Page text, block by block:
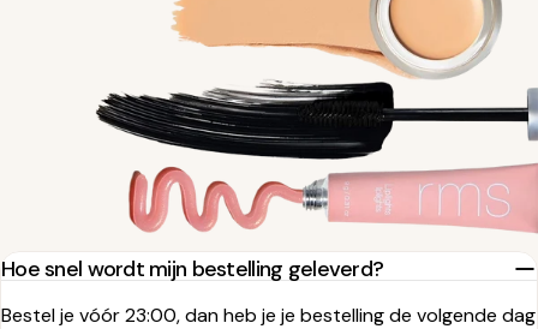
Hoe snel wordt mijn bestelling geleverd?
Bestel je vóór 23:00, dan heb je je bestelling de volgende dag